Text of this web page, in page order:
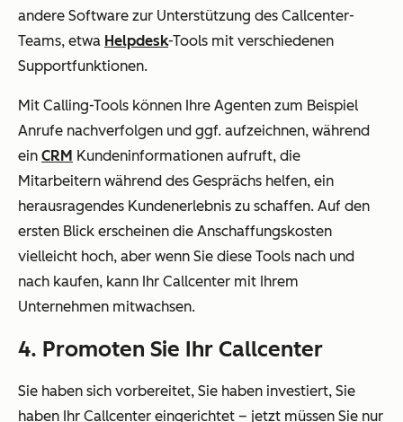
andere Software zur Unterstützung des Callcenter-
Teams, etwa Helpdesk-Tools mit verschiedenen
Supportfunktionen.
Mit Calling-Tools können Ihre Agenten zum Beispiel
Anrufe nachverfolgen und ggf. aufzeichnen, während
ein CRM Kundeninformationen aufruft, die
Mitarbeitern während des Gesprächs helfen, ein
herausragendes Kundenerlebnis zu schaffen. Auf den
ersten Blick erscheinen die Anschaffungskosten
vielleicht hoch, aber wenn Sie diese Tools nach und
nach kaufen, kann Ihr Callcenter mit Ihrem
Unternehmen mitwachsen.
4. Promoten Sie Ihr Callcenter
Sie haben sich vorbereitet, Sie haben investiert, Sie
haben Ihr Callcenter eingerichtet – jetzt müssen Sie nur